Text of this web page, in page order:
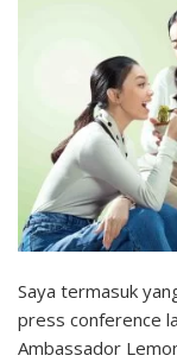
Saya termasuk
press conference
Ambassador